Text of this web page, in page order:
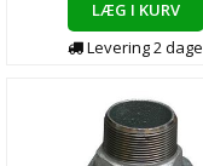
LÆG I KURV
Levering2dage